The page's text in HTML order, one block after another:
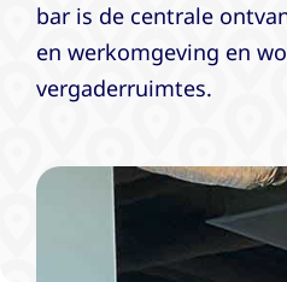
bar is de centrale
en werkomgeving en
vergaderruimtes.